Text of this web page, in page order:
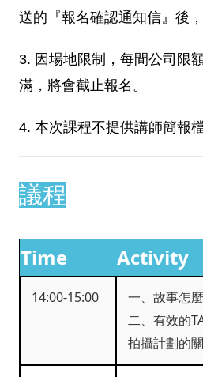
送的『報名確認通知信』後
3. 因場地限制，每間公司限
滿，將會截止報名。
4. 本次課程不提供講師簡報檔
議程
Time Activity
14:00-15:00
一、故事怎
二、有效的
拍攝計劃的